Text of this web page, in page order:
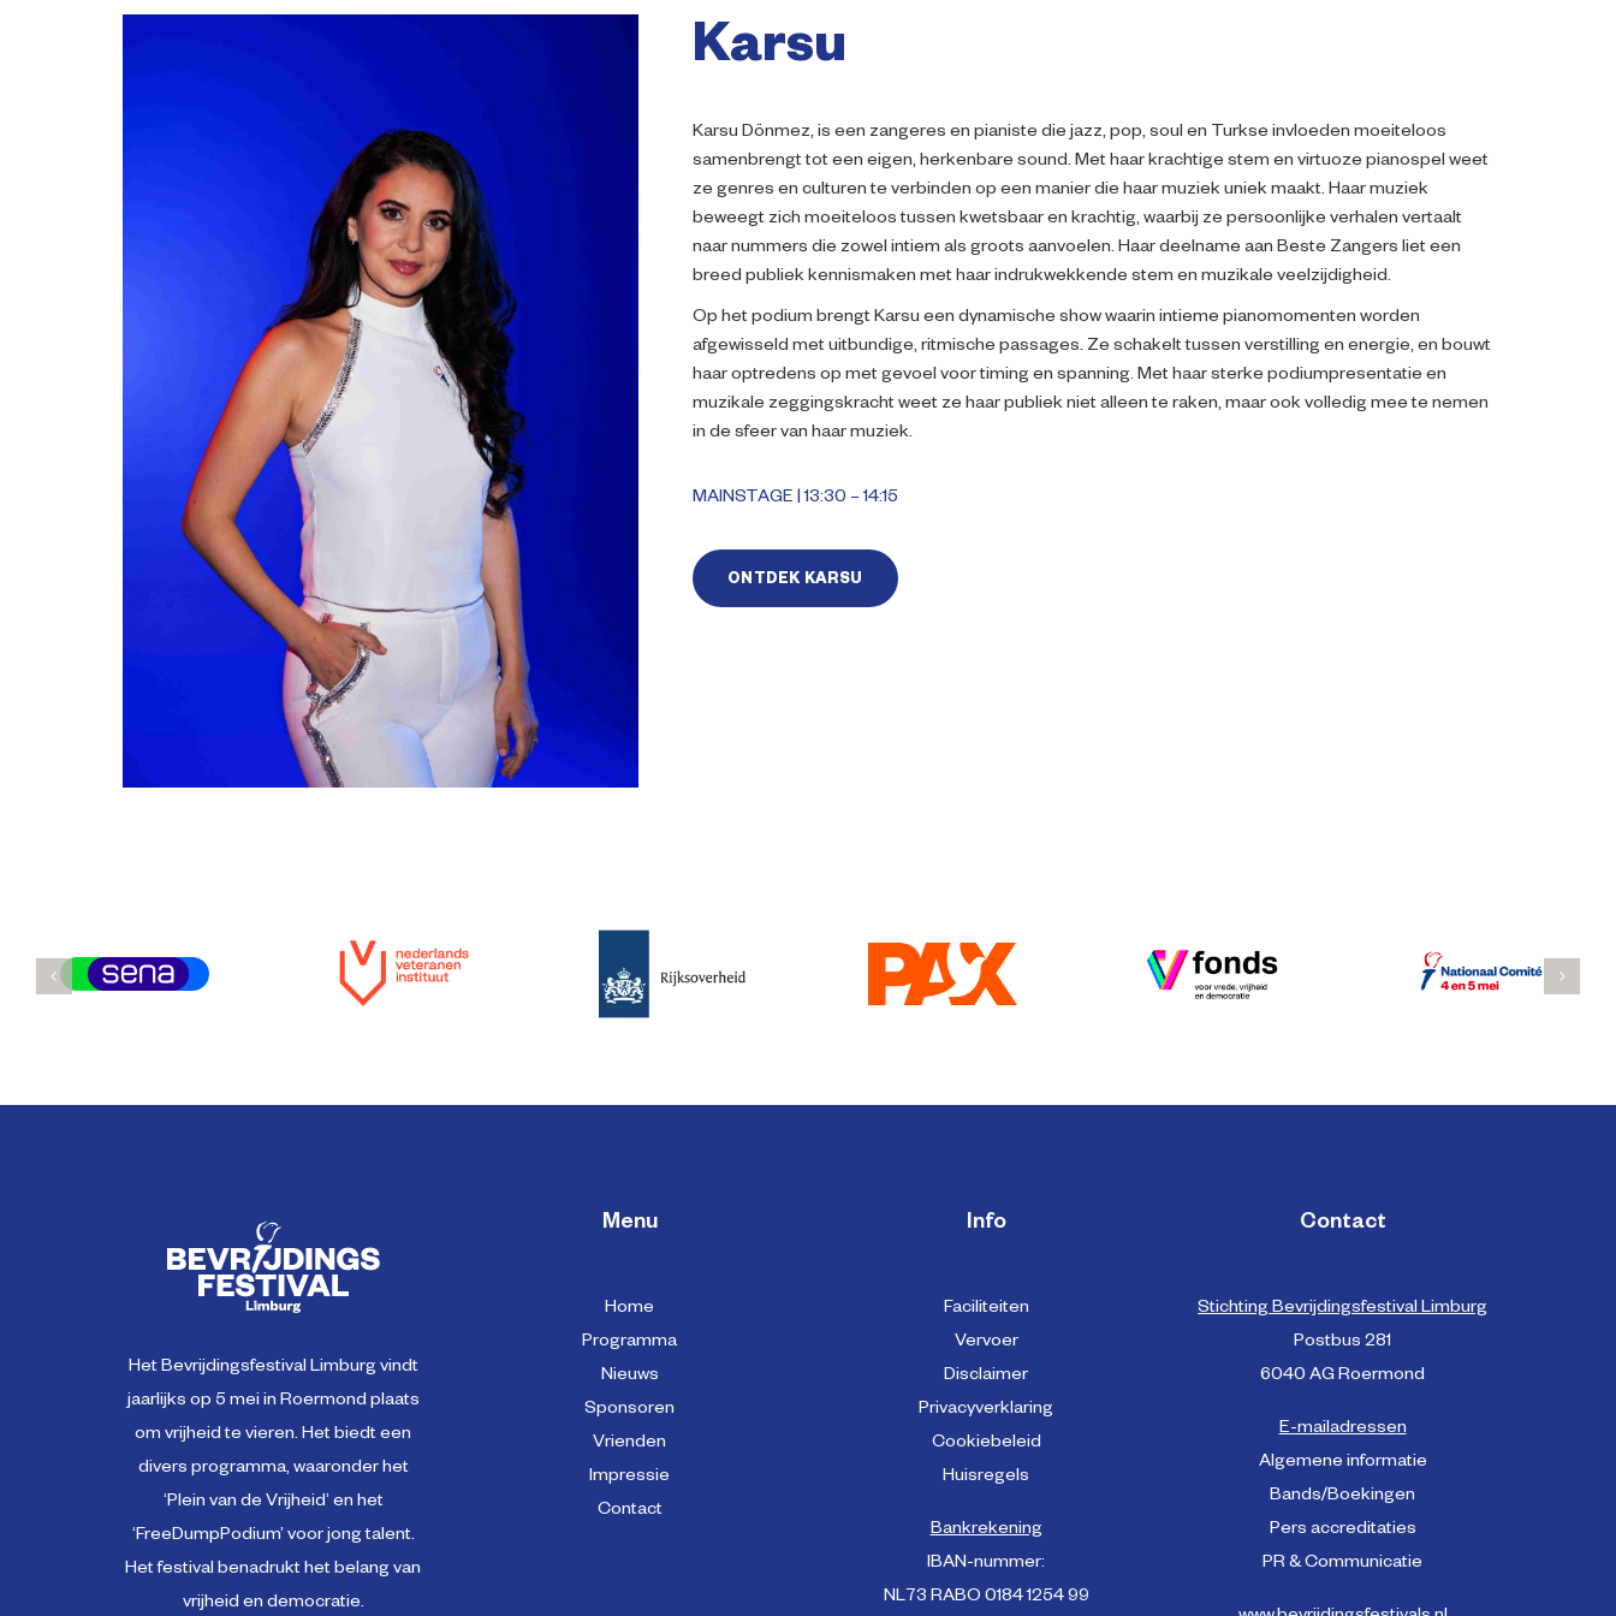
Karsu
Karsu Dönmez, is een zangeres en pianiste die jazz, pop, soul en Turkse invloeden moeiteloos
samenbrengt tot een eigen, herkenbare sound. Met haar krachtige stem en virtuoze pianospel weet
ze genres en culturen te verbinden op een manier die haar muziek uniek maakt. Haar muziek
beweegt zich moeiteloos tussen kwetsbaar en krachtig, waarbij ze persoonlijke verhalen vertaalt
naar nummers die zowel intiem als groots aanvoelen. Haar deelname aan Beste Zangers liet een
breed publiek kennismaken met haar indrukwekkende stem en muzikale veelzijdigheid.
Op het podium brengt Karsu een dynamische show waarin intieme pianomomenten worden
afgewisseld met uitbundige, ritmische passages. Ze schakelt tussen verstilling en energie, en bouwt
haar optredens op met gevoel voor timing en spanning. Met haar sterke podiumpresentatie en
muzikale zeggingskracht weet ze haar publiek niet alleen te raken, maar ook volledig mee te nemen
in de sfeer van haar muziek.
MAINSTAGE | 13:30 – 14:15
ONTDEK KARSU
Het Bevrijdingsfestival Limburg vindt
jaarlijks op 5 mei in Roermond plaats
om vrijheid te vieren. Het biedt een
divers programma, waaronder het
‘Plein van de Vrijheid’ en het
‘FreeDumpPodium’ voor jong talent.
Het festival benadrukt het belang van
vrijheid en democratie.
Menu
Home
Programma
Nieuws
Sponsoren
Vrienden
Impressie
Contact
Info
Faciliteiten
Vervoer
Disclaimer
Privacyverklaring
Cookiebeleid
Huisregels
Bankrekening
IBAN-nummer:
NL73 RABO 0184 1254 99
Contact
Stichting Bevrijdingsfestival Limburg
Postbus 281
6040 AG Roermond
E-mailadressen
Algemene informatie
Bands/Boekingen
Pers accreditaties
PR & Communicatie